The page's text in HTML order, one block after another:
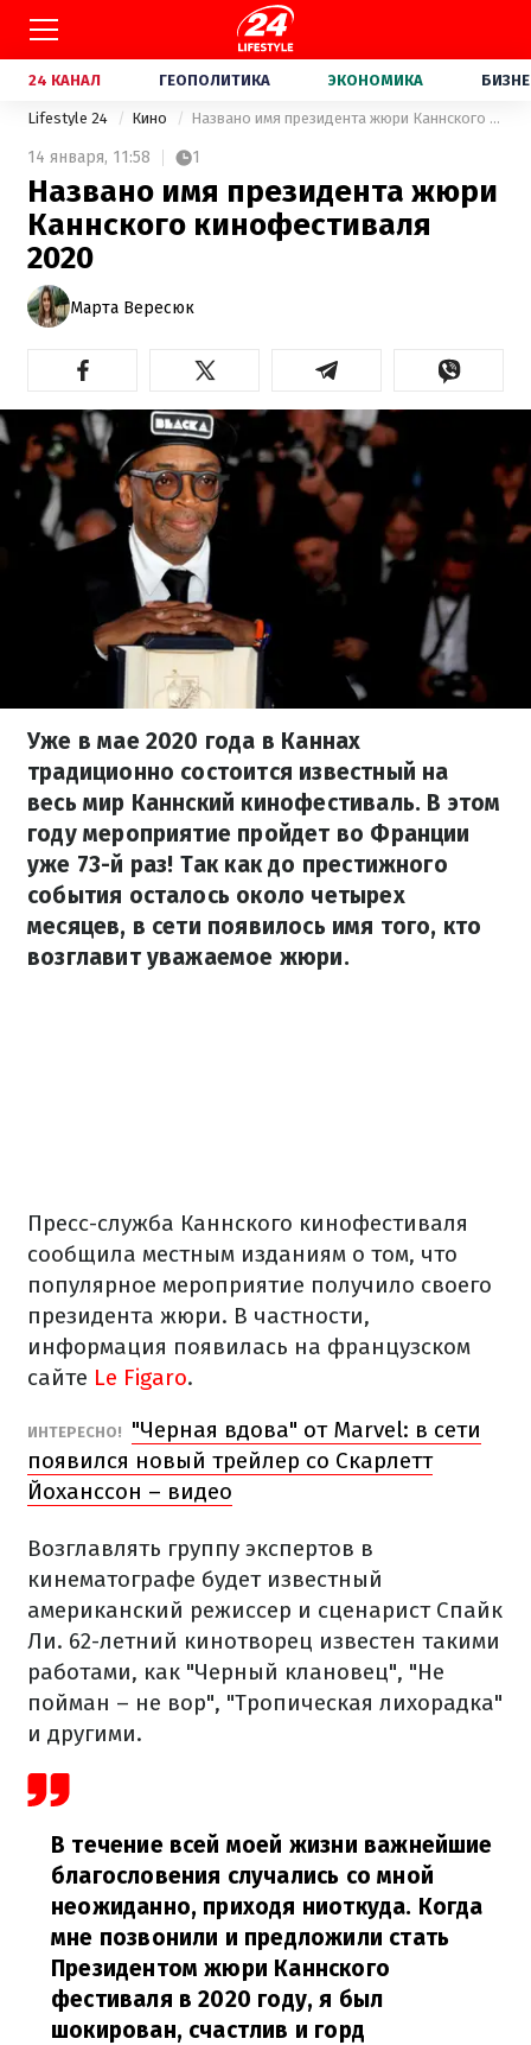
24 КАНАЛ ГЕОПОЛИТИКА ЭКОНОМИКА
Lifestyle 24 Кино Названо имя президента жюри Каннского кинофестиваля 2020
14 января, 11:58 1
Названо имя президента жюри
Каннского кинофестиваля
2020
Марта Вересюк
Уже в мае 2020 года в Каннах
традиционно состоится известный на
весь мир Каннский кинофестиваль. В этом
году мероприятие пройдет во Франции
уже 73-й раз! Так как до престижного
события осталось около четырех
месяцев, в сети появилось имя того, кто
возглавит уважаемое жюри.
Пресс-служба Каннского кинофестиваля
сообщила местным изданиям о том, что
популярное мероприятие получило своего
президента жюри. В частности,
информация появилась на французском
сайте Le Figaro.
ИНТЕРЕСНО!
"Черная вдова" от Marvel: в сети
появился новый трейлер со Скарлетт
Йоханссон – видео
Возглавлять группу экспертов в
кинематографе будет известный
американский режиссер и сценарист Спайк
Ли. 62-летний кинотворец известен такими
работами, как "Черный клановец", "Не
пойман – не вор", "Тропическая лихорадка"
и другими.
В течение всей моей жизни важнейшие
благословения случались со мной
неожиданно, приходя ниоткуда. Когда
мне позвонили и предложили стать
Президентом жюри Каннского
фестиваля в 2020 году, я был
шокирован, счастлив и горд